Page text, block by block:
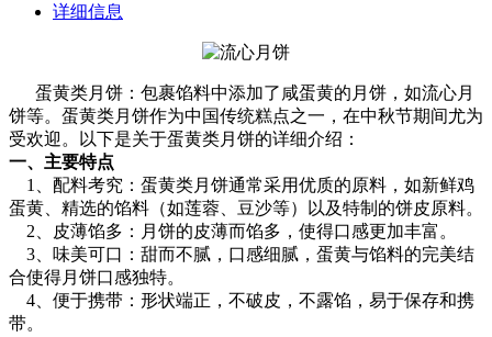
详细信息
蛋黄类月饼：包裹馅料中添加了咸蛋黄的月饼，如流心月
饼等。蛋黄类月饼作为中国传统糕点之一，在中秋节期间尤为
受欢迎。以下是关于蛋黄类月饼的详细介绍：
一、主要特点
1、配料考究：蛋黄类月饼通常采用优质的原料，如新鲜鸡
蛋黄、精选的馅料（如莲蓉、豆沙等）以及特制的饼皮原料。
2、皮薄馅多：月饼的皮薄而馅多，使得口感更加丰富。
3、味美可口：甜而不腻，口感细腻，蛋黄与馅料的完美结
合使得月饼口感独特。
4、便于携带：形状端正，不破皮，不露馅，易于保存和携
带。